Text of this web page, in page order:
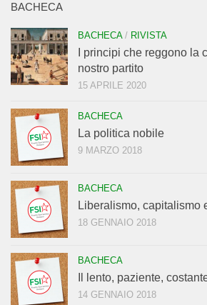
BACHECA
BACHECA/ RIVISTA
I principi che reggono la
nostro partito
15 APRILE 2020
BACHECA
La politica nobile
9 MARZO 2018
BACHECA
Liberalismo, capitalismo
18 GENNAIO 2018
BACHECA
Il lento, paziente,
14 GENNAIO 2018